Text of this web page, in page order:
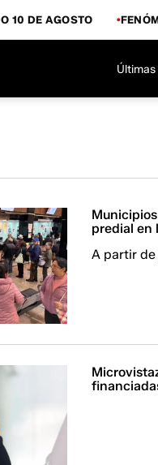
10 DE AGOSTO
predial en
A partir